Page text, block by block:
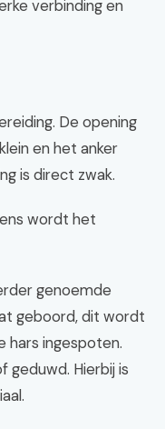
verbinding en
De opening
en het anker
is direct zwak.
wordt het
genoemde
geboord, dit wordt
hars ingespoten.
geduwd. Hierbij is